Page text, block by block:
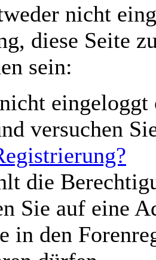
nicht
diese Seite
sein:
versuchen
die
Sie auf eine
in den